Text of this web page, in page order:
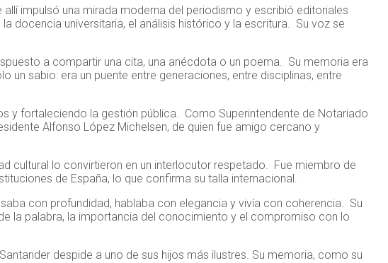
impulsó una mirada moderna del periodismo y escribió editoriales
docencia universitaria, el análisis histórico y la escritura. Su voz se
a compartir una cita, una anécdota o un poema. Su memoria era
sabio: era un puente entre generaciones, entre disciplinas, entre
y fortaleciendo la gestión pública. Como Superintendente de Notariado
Alfonso López Michelsen, de quien fue amigo cercano y
cultural lo convirtieron en un interlocutor respetado. Fue miembro de
de España, lo que confirma su talla internacional.
con profundidad, hablaba con elegancia y vivía con coherencia. Su
la palabra, la importancia del conocimiento y el compromiso con lo
despide a uno de sus hijos más ilustres. Su memoria, como su